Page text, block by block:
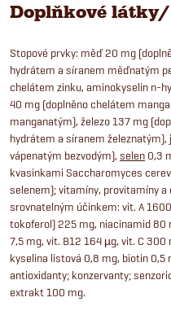
Doplňkové
Stopové prvky: měď 20 mg
hydrátem a síranem měďnatým
chelátem zinku, aminokyselin n-
40 mg (doplněno chelátem
manganatým), železo 137 mg
hydrátem a síranem
vápenatým bezvodým), selen 0,3
kvasinkami Saccharomyces
selenem); vitamíny, provitamíny
srovnatelným účinkem: vit. A
tokoferol) 225 mg, niacinamid 80
7,5 mg, vit. B12 164 µg, vit. C
kyselina listová 0,8 mg, biotin 0,5
antioxidanty; konzervanty;
extrakt 100 mg.